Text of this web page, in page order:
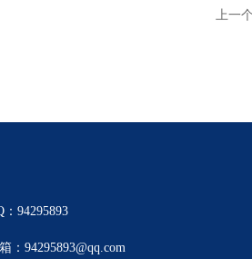
上一个
：94295893
：94295893@qq.com